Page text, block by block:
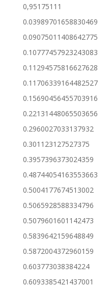
0,95175111
0.03989701658830469
0.09075011408642775
0.10777457923243083
0.11294575816627628
0.11706339164482527
0.15690456455703916
0.22131448065503656
0.2960027033137932
0.301123127527375
0.3957396373024359
0.48744054163553663
0.5004177674513002
0.5065928588334796
0.5079601601142473
0.5839642159648849
0.5872004372960159
0.603773038384224
0.6093385421437001